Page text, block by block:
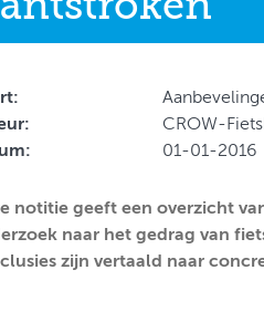
CROW-
01-01-2016
notitie geeft een overzicht
naar het gedrag van
zijn vertaald naar